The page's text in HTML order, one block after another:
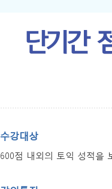
수강대상
600점 내외의 토익 성적을